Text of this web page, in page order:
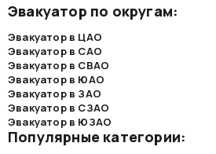
Эвакуатор по округам:
Эвакуатор в ЦАО
Эвакуатор в САО
Эвакуатор в СВАО
Эвакуатор в ЮАО
Эвакуатор в ЗАО
Эвакуатор в СЗАО
Эвакуатор в ЮЗАО
Популярные категории: